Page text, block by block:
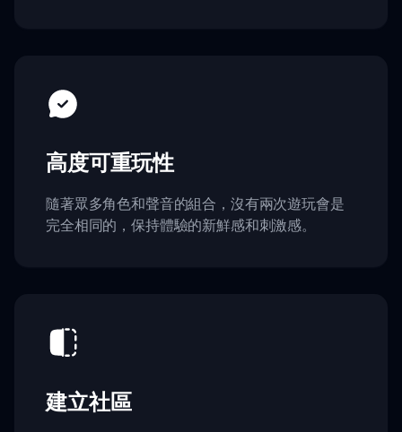
高度可重玩性
隨著眾多角色和聲音的組合，沒有兩次遊玩會是
完全相同的，保持體驗的新鮮感和刺激感。
建立社區